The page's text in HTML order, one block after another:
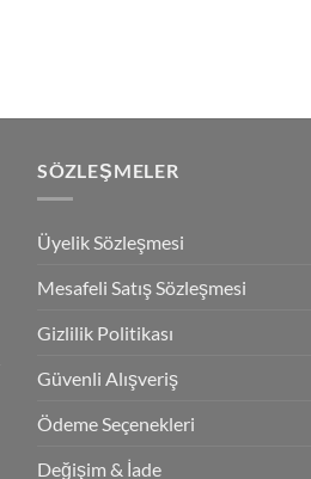
SÖZLEŞMELER
Üyelik Sözleşmesi
Mesafeli Satış Sözleşmesi
Gizlilik Politikası
Güvenli Alışveriş
Ödeme Seçenekleri
Değişim & İade